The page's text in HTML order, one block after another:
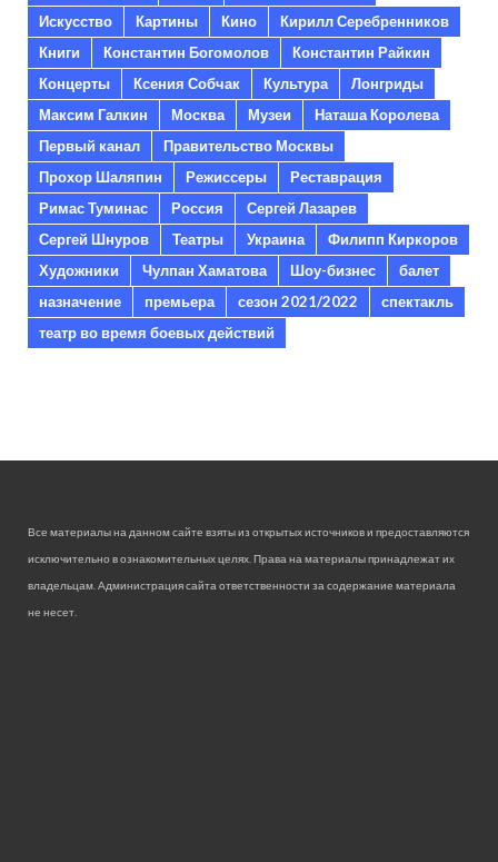
Искусство
Картины Кино
Кирилл Серебренников
Книги
Константин Богомолов
Константин Райкин
Концерты
Ксения Собчак Культура
Лонгриды
Максим Галкин
Москва Музеи
Наташа Королева
Первый канал
Правительство Москвы
Прохор Шаляпин
Режиссеры
Реставрация
Римас Туминас
Россия
Сергей Лазарев
Сергей Шнуров
Театры Украина
Филипп Киркоров
Художники
Чулпан Хаматова Шоу-бизнес
балет
назначение
премьера сезон 2021/2022
спектакль
театр во время боевых действий
Все материалы на данном сайте взяты из открытых источников и предоставляются
исключительно в ознакомительных целях. Права на материалы принадлежат их
владельцам. Администрация сайта ответственности за содержание материала
не несет.